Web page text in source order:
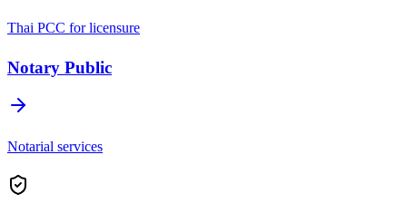
Thai PCC for licensure
Notary Public
Notarial services